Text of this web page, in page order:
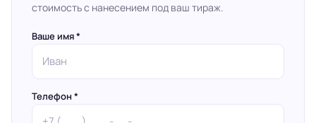
стоимость с нанесением под ваш тираж.
Ваше имя *
Телефон *